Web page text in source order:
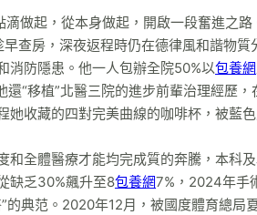
滴做起，從本身做起，開啟一段奮進之路
早查房，深夜返程時仍在德律風和諧物
消防隱患。他一人包辦全院50%以包養網
“移植”北醫三院的進步前輩治理經歷
她收藏的四對完美曲線的咖啡杯，被藍
和全體醫療才能均完成質的奔騰，本科
缺乏30%飆升至8包養網7%，2024年手
的典范。2020年12月，被國度體育總局